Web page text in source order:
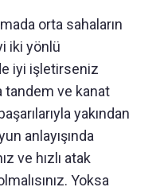
orta sahaların
iki yönlü
iyi işletirseniz
tandem ve kanat
yakından
anlayışında
ve hızlı atak
Yoksa